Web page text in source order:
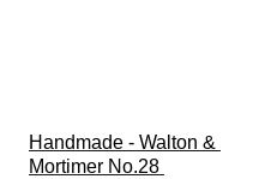
Handmade - Walton &
Mortimer No.28